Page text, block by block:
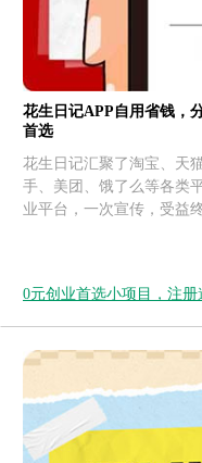
花生日记APP自用省钱，
首选
花生日记汇聚了淘宝、天
手、美团、饿了么等各类
业平台，一次宣传，受益
0元创业首选小项目，注